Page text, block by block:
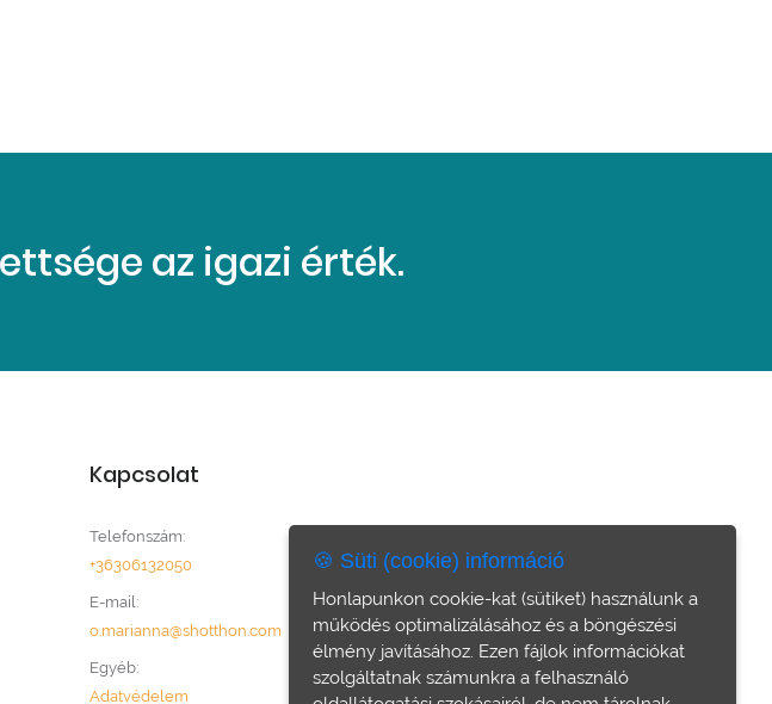
az igazi érték.
Kapcsolat
Telefonszám:
+36306132050
E-mail:
o.marianna@shotthon.com
Egyéb:
Adatvédelem
🍪 Süti (cookie) információ
Honlapunkon cookie-kat (sütiket) használunk a
működés optimalizálásához és a böngészési
élmény javításához. Ezen fájlok információkat
szolgáltatnak számunkra a felhasználó